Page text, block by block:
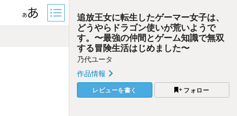
追放王女に転生したゲーマー女子は、
どうやらドラゴン使いが荒いようで
す。〜最強の仲間とゲーム知識で無双
する冒険生活はじめました〜
乃代ユータ
作品情報
レビューを書く フォロー